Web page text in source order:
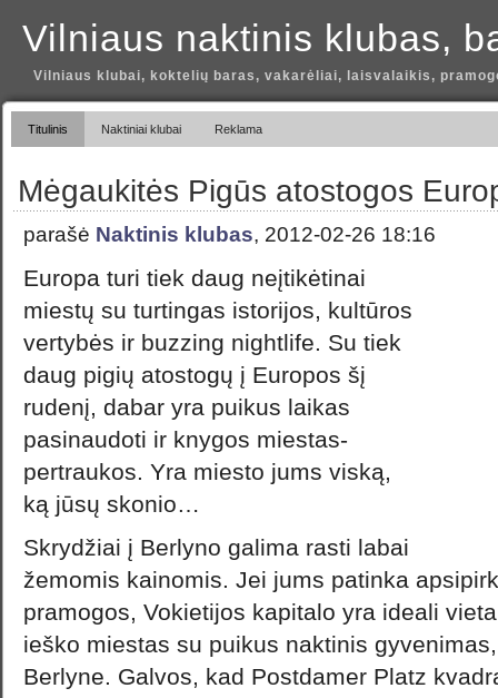
Vilniaus naktinis klubas,
Vilniaus klubai, koktelių baras, vakarėliai, laisvalaikis,
Titulinis Naktiniai klubai Reklama
Mėgaukitės Pigūs atostogos
parašė Naktinis klubas, 2012-02-26 18:16
Europa turi tiek daug neįtikėtinai
miestų su turtingas istorijos, kultūros
vertybės ir buzzing nightlife. Su tiek
daug pigių atostogų į Europos šį
rudenį, dabar yra puikus laikas
pasinaudoti ir knygos miestas-
pertraukos. Yra miesto jums viską,
ką jūsų skonio…
Skrydžiai į Berlyno galima rasti labai
žemomis kainomis. Jei jums patinka
pramogos, Vokietijos kapitalo yra ideali
ieško miestas su puikus naktinis
Berlyne. Galvos, kad Postdamer Platz